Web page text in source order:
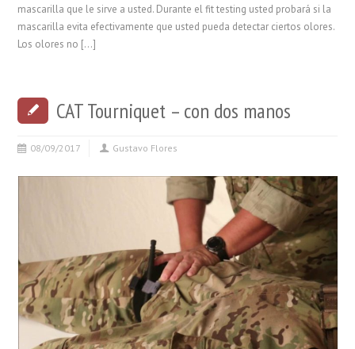
mascarilla que le sirve a usted. Durante el fit testing usted probará si la
mascarilla evita efectivamente que usted pueda detectar ciertos olores.
Los olores no […]
CAT Tourniquet – con dos manos
08/09/2017 Gustavo Flores